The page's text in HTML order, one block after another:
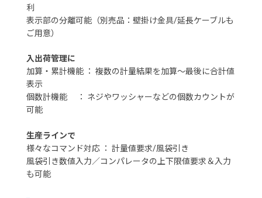
利
表示部の分離可能（別売品：壁掛け金具/延長ケーブルも
ご用意）
入出荷管理に
加算・累計機能 ： 複数の計量結果を加算～最後に合計値
表示
個数計機能 ： ネジやワッシャーなどの個数カウントが
可能
生産ラインで
様々なコマンド対応 ： 計量値要求/風袋引き
風袋引き数値入力／コンパレータの上下限値要求＆入力
も可能